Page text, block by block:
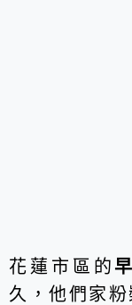
花蓮市區的
久，他們家